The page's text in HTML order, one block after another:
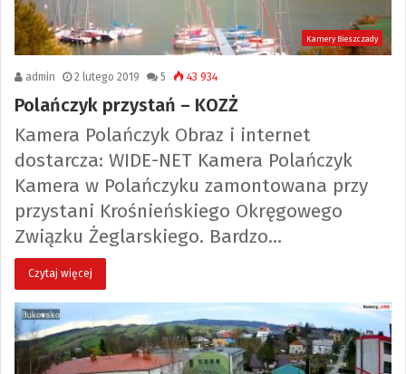
Kamery Bieszczady
admin 2 lutego 2019 5 43 934
Polańczyk przystań – KOZŻ
Kamera Polańczyk Obraz i internet
dostarcza: WIDE-NET Kamera Polańczyk
Kamera w Polańczyku zamontowana przy
przystani Krośnieńskiego Okręgowego
Związku Żeglarskiego. Bardzo…
Czytaj więcej